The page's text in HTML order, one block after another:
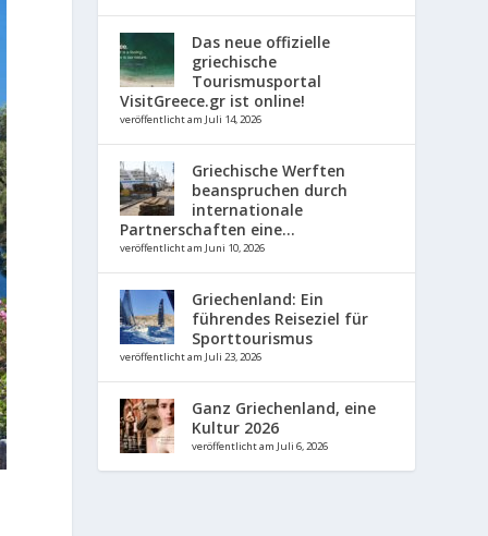
Das neue offizielle
griechische
Tourismusportal
VisitGreece.gr ist online!
veröffentlicht am Juli 14, 2026
Griechische Werften
beanspruchen durch
internationale
Partnerschaften eine...
veröffentlicht am Juni 10, 2026
Griechenland: Ein
führendes Reiseziel für
Sporttourismus
veröffentlicht am Juli 23, 2026
Ganz Griechenland, eine
Kultur 2026
veröffentlicht am Juli 6, 2026